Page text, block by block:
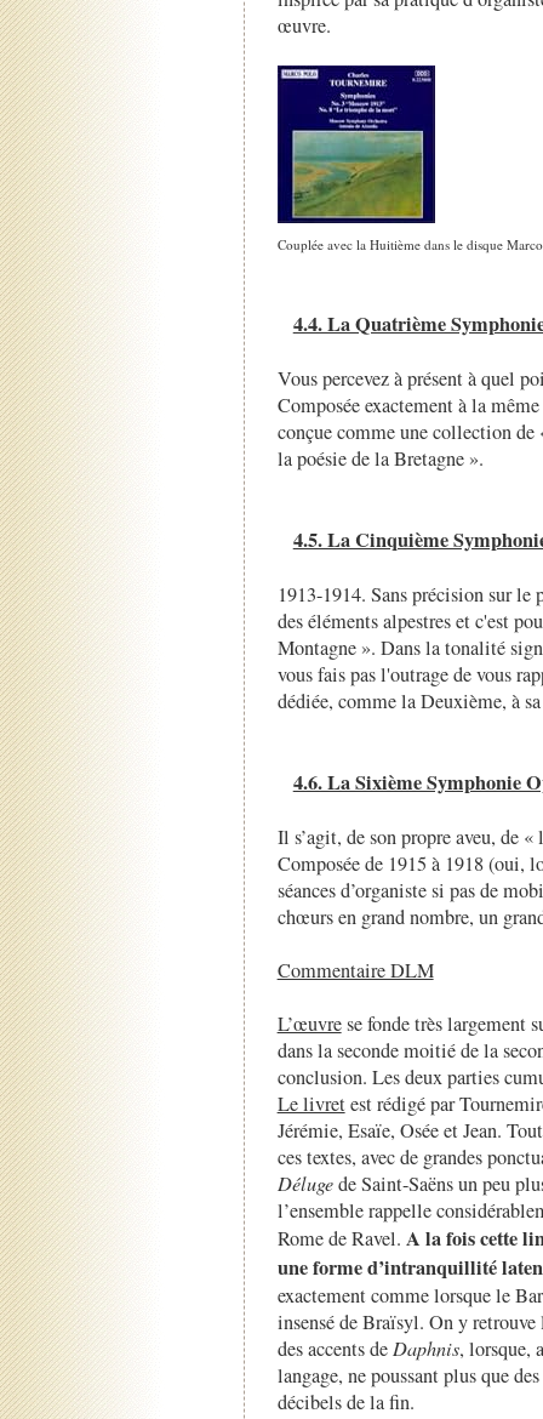
œuvre.
Couplée avec la Huitième dans le disque
4.4. La Quatrième
Vous percevez à présent à quel
Composée exactement à la
conçue comme une collection de
la poésie de la Bretagne ».
4.5. La Cinquième
1913-1914. Sans précision sur le
des éléments alpestres et c'est
Montagne ». Dans la tonalité
vous fais pas l'outrage de vous
dédiée, comme la Deuxième, à
4.6. La Sixième Symphonie
Il s’agit, de son propre aveu, de
Composée de 1915 à 1918 (oui,
séances d’organiste si pas de
chœurs en grand nombre, un
Commentaire DLM
L’œuvrese fonde très largement
dans la seconde moitié de la
conclusion. Les deux parties
Le livretest rédigé par
Jérémie, Esaïe, Osée et Jean.
ces textes, avec de grandes
Délugede Saint-Saëns un peu
l’ensemble rappelle
Rome de Ravel. A la fois cette
une forme d’intranquillité
exactement comme lorsque le
insensé de Braïsyl. On y
des accents de Daphnis, lorsque,
langage, ne poussant plus que
décibels de la fin.